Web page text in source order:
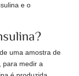
e o
uma amostra de
para medir a